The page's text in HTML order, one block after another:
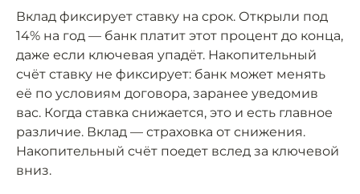
Вклад фиксирует ставку на срок. Открыли под
14% на год — банк платит этот процент до конца,
даже если ключевая упадёт. Накопительный
счёт ставку не фиксирует: банк может менять
её по условиям договора, заранее уведомив
вас. Когда ставка снижается, это и есть главное
различие. Вклад — страховка от снижения.
Накопительный счёт поедет вслед за ключевой
вниз.